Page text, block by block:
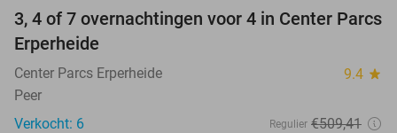
15%
3, 4 of 7 overnachtingen voor 4 in Center Parcs
Erperheide
Center Parcs Erperheide 9.4 star
Peer
Verkocht: 6
Regulier €509,41